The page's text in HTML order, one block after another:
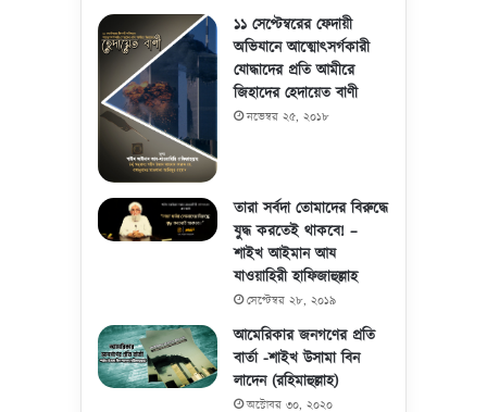
১১ সেপ্টেম্বরের ফেদায়ী
অভিযানে আত্মোৎসর্গকারী
যোদ্ধাদের প্রতি আমীরে
জিহাদের হেদায়েত বাণী
নভেম্বর ২৫, ২০১৮
তারা সর্বদা তোমাদের বিরুদ্ধে
যুদ্ধ করতেই থাকবে! –
শাইখ আইমান আয
যাওয়াহিরী হাফিজাহুল্লাহ
সেপ্টেম্বর ২৮, ২০১৯
আমেরিকার জনগণের প্রতি
বার্তা -শাইখ উসামা বিন
লাদেন (রহিমাহুল্লাহ)
অক্টোবর ৩০, ২০২০